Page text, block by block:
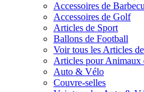
Accessoires de
Accessoires de Golf
Articles de Sport
Ballons de Football
Voir tous les Articles
Articles pour Animaux
Auto & Vélo
Couvre-selles